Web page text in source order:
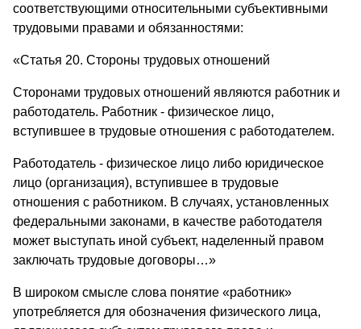
соответствующими относительными субъективными
трудовыми правами и обязанностями:
«Статья 20. Стороны трудовых отношений
Сторонами трудовых отношений являются работник и
работодатель. Работник - физическое лицо,
вступившее в трудовые отношения с работодателем.
Работодатель - физическое лицо либо юридическое
лицо (организация), вступившее в трудовые
отношения с работником. В случаях, установленных
федеральными законами, в качестве работодателя
может выступать иной субъект, наделенный правом
заключать трудовые договоры…»
В широком смысле слова понятие «работник»
употребляется для обозначения физического лица,